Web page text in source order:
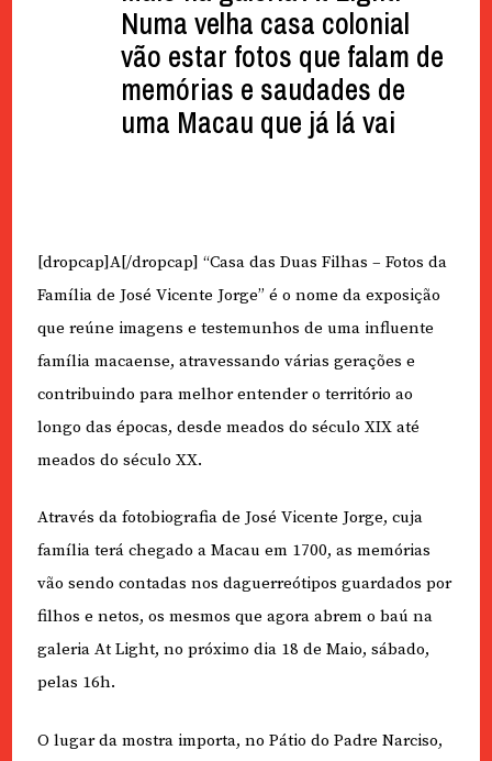
Numa velha casa colonial
vão estar fotos que falam de
memórias e saudades de
uma Macau que já lá vai
[dropcap]A[/dropcap] “Casa das Duas Filhas – Fotos da
Família de José Vicente Jorge” é o nome da exposição
que reúne imagens e testemunhos de uma influente
família macaense, atravessando várias gerações e
contribuindo para melhor entender o território ao
longo das épocas, desde meados do século XIX até
meados do século XX.
Através da fotobiografia de José Vicente Jorge, cuja
família terá chegado a Macau em 1700, as memórias
vão sendo contadas nos daguerreótipos guardados por
filhos e netos, os mesmos que agora abrem o baú na
galeria At Light, no próximo dia 18 de Maio, sábado,
pelas 16h.
O lugar da mostra importa, no Pátio do Padre Narciso,